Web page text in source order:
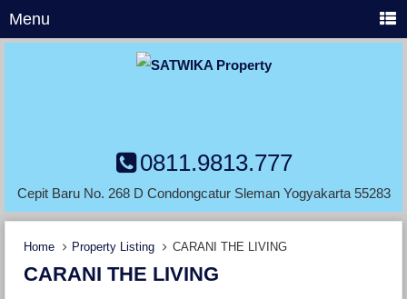
Menu
0811.9813.777
Cepit Baru No. 268 D Condongcatur Sleman Yogyakarta 55283
Home Property Listing CARANI THE LIVING
CARANI THE LIVING